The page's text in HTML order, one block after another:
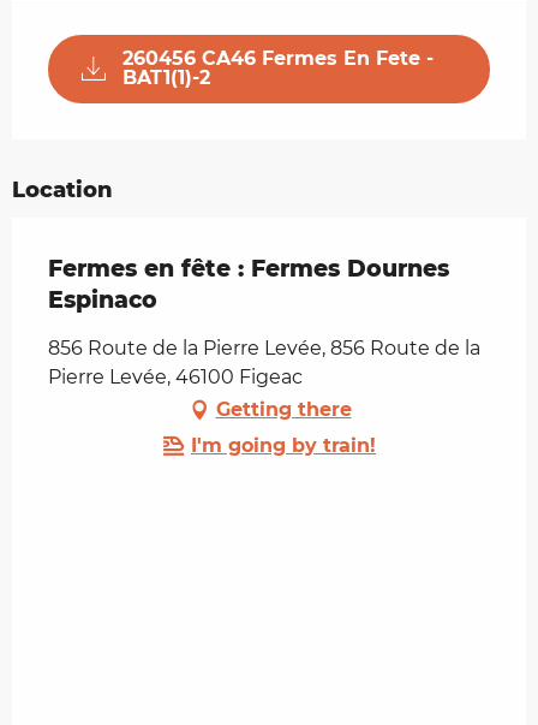
260456 CA46 Fermes En Fete -
BAT1(1)-2
Location
Fermes en fête : Fermes Dournes
Espinaco
856 Route de la Pierre Levée, 856 Route de la
Pierre Levée, 46100 Figeac
Getting there
I'm going by train!